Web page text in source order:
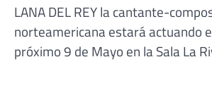
LANA DEL REY la cantante-
norteamericana estará actuando
próximo 9 de Mayo en la Sala La